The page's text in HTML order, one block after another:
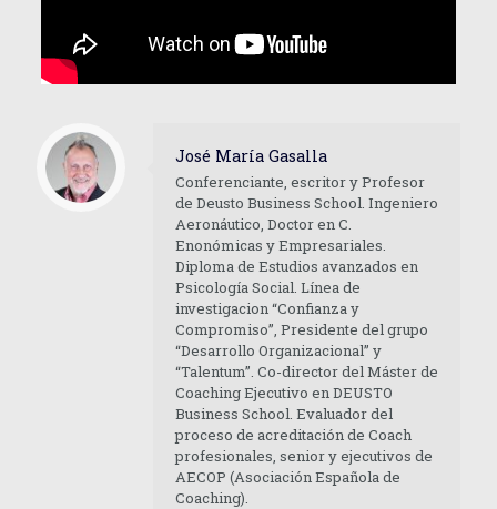
José María Gasalla
Conferenciante, escritor y Profesor
de Deusto Business School. Ingeniero
Aeronáutico, Doctor en C.
Enonómicas y Empresariales.
Diploma de Estudios avanzados en
Psicología Social. Línea de
investigacion “Confianza y
Compromiso”, Presidente del grupo
“Desarrollo Organizacional” y
“Talentum”. Co-director del Máster de
Coaching Ejecutivo en DEUSTO
Business School. Evaluador del
proceso de acreditación de Coach
profesionales, senior y ejecutivos de
AECOP (Asociación Española de
Coaching).